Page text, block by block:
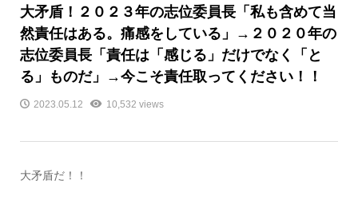
大矛盾！２０２３年の志位委員長「私も含めて当
然責任はある。痛感をしている」→２０２０年の
志位委員長「責任は「感じる」だけでなく「と
る」ものだ」→今こそ責任取ってください！！
2023.05.12 10,532 views
大矛盾だ！！